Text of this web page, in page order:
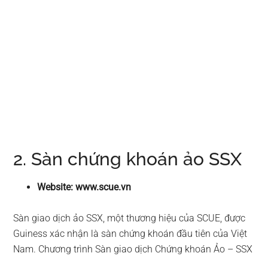
2. Sàn chứng khoán ảo SSX
Website: www.scue.vn
Sàn giao dịch ảo SSX, một thương hiệu của SCUE, được
Guiness xác nhận là sàn chứng khoán đầu tiên của Việt
Nam. Chương trình Sàn giao dịch Chứng khoán Ảo – SSX